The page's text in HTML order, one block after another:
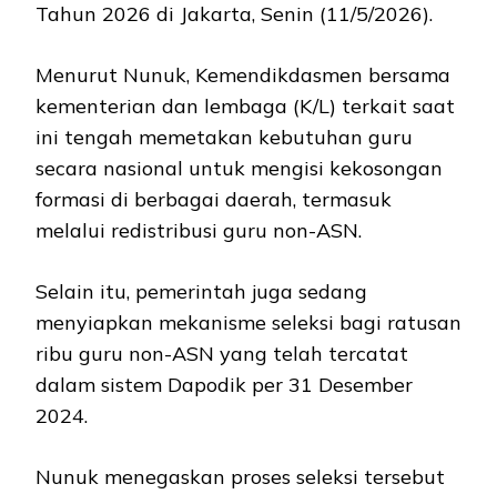
Tahun 2026 di Jakarta, Senin (11/5/2026).
Menurut Nunuk, Kemendikdasmen bersama
kementerian dan lembaga (K/L) terkait saat
ini tengah memetakan kebutuhan guru
secara nasional untuk mengisi kekosongan
formasi di berbagai daerah, termasuk
melalui redistribusi guru non-ASN.
Selain itu, pemerintah juga sedang
menyiapkan mekanisme seleksi bagi ratusan
ribu guru non-ASN yang telah tercatat
dalam sistem Dapodik per 31 Desember
2024.
Nunuk menegaskan proses seleksi tersebut